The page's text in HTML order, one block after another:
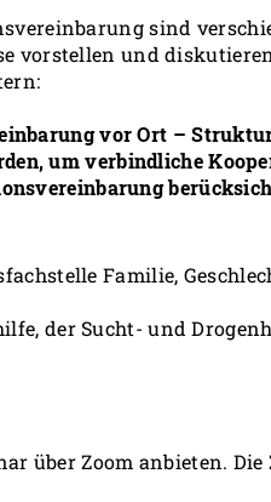
sind
vorstellen und
vor Ort –
um verbindliche
Familie,
der Sucht- und
über Zoom anbieten.